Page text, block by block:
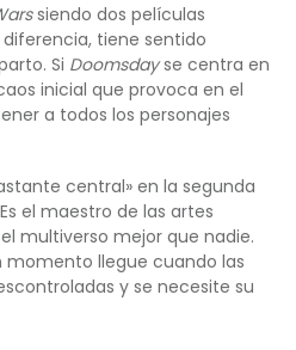
siendo dos películas
tiene sentido
Si Doomsdayse centra en
inicial que provoca en el
a todos los personajes
central» en la segunda
el maestro de las artes
multiverso mejor que nadie.
momento llegue cuando las
y se necesite su